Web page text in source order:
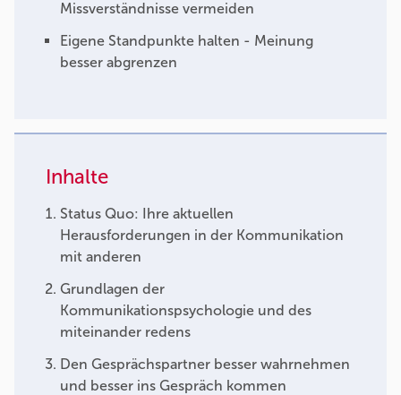
Missverständnisse vermeiden
Eigene Standpunkte halten - Meinung
besser abgrenzen
Inhalte
Status Quo: Ihre aktuellen
Herausforderungen in der Kommunikation
mit anderen
Grundlagen der
Kommunikationspsychologie und des
miteinander redens
Den Gesprächspartner besser wahrnehmen
und besser ins Gespräch kommen